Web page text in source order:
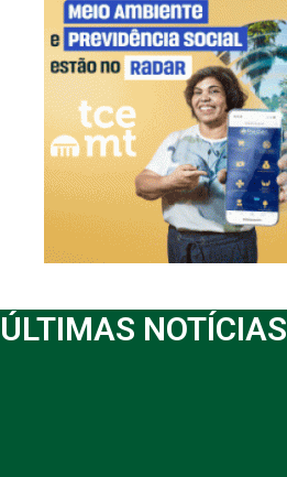
ÚLTIMAS NOTÍCIAS